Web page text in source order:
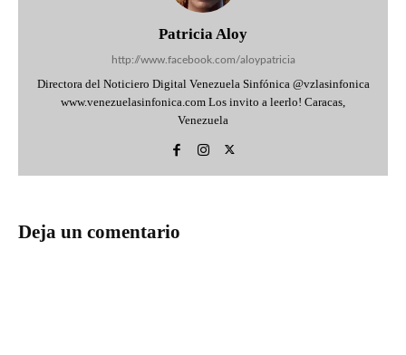
Patricia Aloy
http://www.facebook.com/aloypatricia
Directora del Noticiero Digital Venezuela Sinfónica @vzlasinfonica
www.venezuelasinfonica.com Los invito a leerlo! Caracas,
Venezuela
Deja un comentario